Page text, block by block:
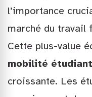
l’importance
marché du travail
Cette plus-value
mobilité
croissante. Les